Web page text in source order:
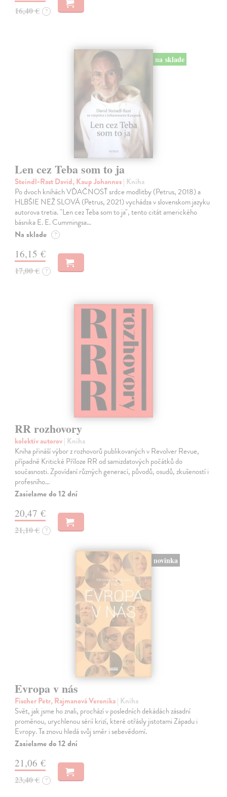
16,40 € ?
na sklade
Len cez Teba som to ja
Steindl-Rast David, Kaup Johannes| Kniha
Po dvoch knihách VĎAČNOSŤ srdce modlitby (Petrus, 2018) a
HLBŠIE NEŽ SLOVÁ (Petrus, 2021) vychádza v slovenskom jazyku
autorova tretia. "Len cez Teba som to ja", tento citát amerického
básnika E. E. Cummingsa…
Na sklade ?
16,15 €
17,00 € ?
RR rozhovory
kolektív autorov| Kniha
Kniha přináší výbor z rozhovorů publikovaných v Revolver Revue,
případně Kritické Příloze RR od samizdatových počátků do
současnosti. Zpovídaní různých generací, původů, osudů, zkušeností i
profesního…
Zasielame do 12 dní
20,47 €
21,10 € ?
novinka
Evropa v nás
Fischer Petr, Rajmanová Veronika| Kniha
Svět, jak jsme ho znali, prochází v posledních dekádách zásadní
proměnou, urychlenou sérií krizí, které otřásly jistotami Západu i
Evropy. Ta znovu hledá svůj směr i sebevědomí.
Zasielame do 12 dní
21,06 €
23,40 € ?